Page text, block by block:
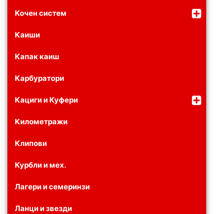
Кочен систем
Каиши
Капак каиш
Карбуратори
Кациги и Куфери
Километражи
Клипови
Курбли и мех.
Лагери и семеринзи
Ланци и звезди